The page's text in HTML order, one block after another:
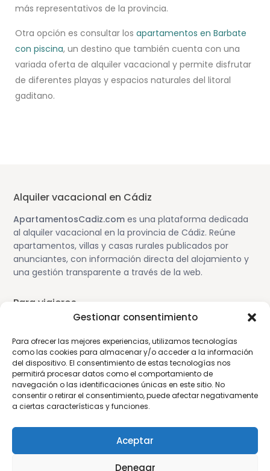
Gestionar consentimiento
Para ofrecer las mejores experiencias, utilizamos tecnologías
como las cookies para almacenar y/o acceder a la información
del dispositivo. El consentimiento de estas tecnologías nos
permitirá procesar datos como el comportamiento de
navegación o las identificaciones únicas en este sitio. No
consentir o retirar el consentimiento, puede afectar negativamente
a ciertas características y funciones.
Aceptar
Denegar
más representativos de la provincia.
Otra opción es consultar losapartamentos en Barbate
con piscina, un destino que también cuenta con una
variada oferta de alquiler vacacional y permite disfrutar
de diferentes playas y espacios naturales del litoral
gaditano.
Alquiler vacacional en Cádiz
ApartamentosCadiz.com es una plataforma dedicada
al alquiler vacacional en la provincia de Cádiz. Reúne
apartamentos, villas y casas rurales publicados por
anunciantes, con información directa del alojamiento y
una gestión transparente a través de la web.
Para viajeros
Alojamiento en Cádiz
Guía de viaje por Cádiz
Cómo funciona la plataforma
Para propietarios
Publica tu alojamiento
Aviso para anunciantes
Sobre la web